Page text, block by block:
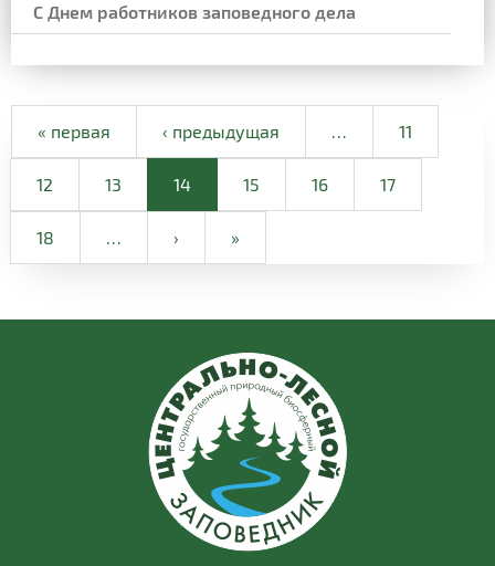
C Днем работников заповедного дела
« первая ‹ предыдущая … 11
12 13 14 15 16 17
18 … › »